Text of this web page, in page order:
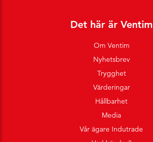
Det här är Ventim
Om Ventim
Nyhetsbrev
Trygghet
Värderingar
Hållbarhet
Media
Vår ägare Indutrade